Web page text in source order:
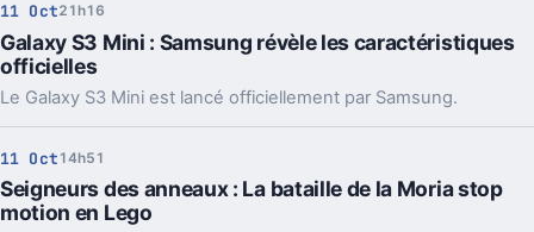
11 Oct21h16
Galaxy S3 Mini : Samsung révèle les caractéristiques
officielles
Le Galaxy S3 Mini est lancé officiellement par Samsung.
11 Oct 14h51
Seigneurs des anneaux : La bataille de la Moria stop
motion en Lego